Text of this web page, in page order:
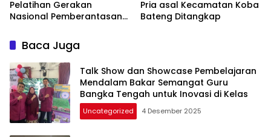
Pelatihan Gerakan
Nasional Pemberantasan
Terhadap 80 Guru di
Beltim
Pria asal Kecamatan Koba
Bateng Ditangkap
Baca Juga
Talk Show dan Showcase Pembelajaran
Mendalam Bakar Semangat Guru
Bangka Tengah untuk Inovasi di Kelas
Uncategorized 4 Desember 2025